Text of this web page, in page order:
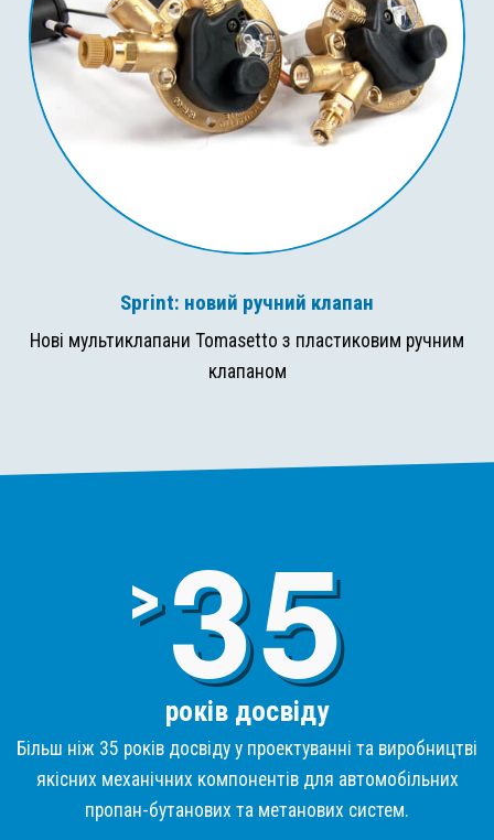
Sprint: новий ручний клапан
Нові мультиклапани Tomasetto з пластиковим ручним
клапаном
>3
років досвіду
Більш ніж 35 років досвіду у проектуванні та виробництві
якісних механічних компонентів для автомобільних
пропан-бутанових та метанових систем.